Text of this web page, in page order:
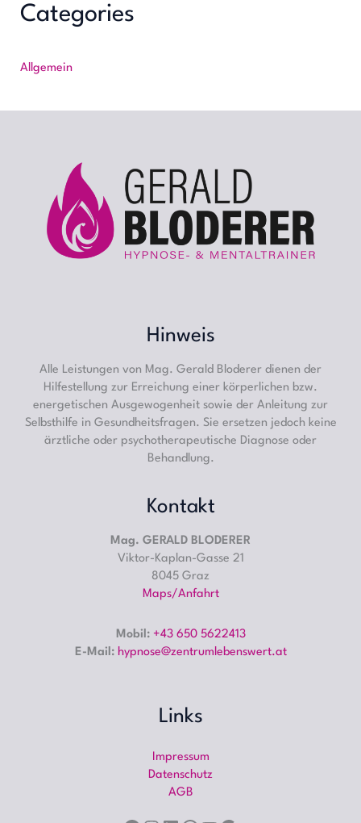
Categories
Allgemein
Hinweis
Alle Leistungen von Mag. Gerald Bloderer dienen der
Hilfestellung zur Erreichung einer körperlichen bzw.
energetischen Ausgewogenheit sowie der Anleitung zur
Selbsthilfe in Gesundheitsfragen. Sie ersetzen jedoch keine
ärztliche oder psychotherapeutische Diagnose oder
Behandlung.
Kontakt
Mag. GERALD BLODERER
Viktor-Kaplan-Gasse 21
8045 Graz
Maps/Anfahrt
Mobil: +43 650 5622413
E-Mail: hypnose@zentrumlebenswert.at
Links
Impressum
Datenschutz
AGB
Facebook
Instagram
LinkedIn
WhatsApp
YouTube